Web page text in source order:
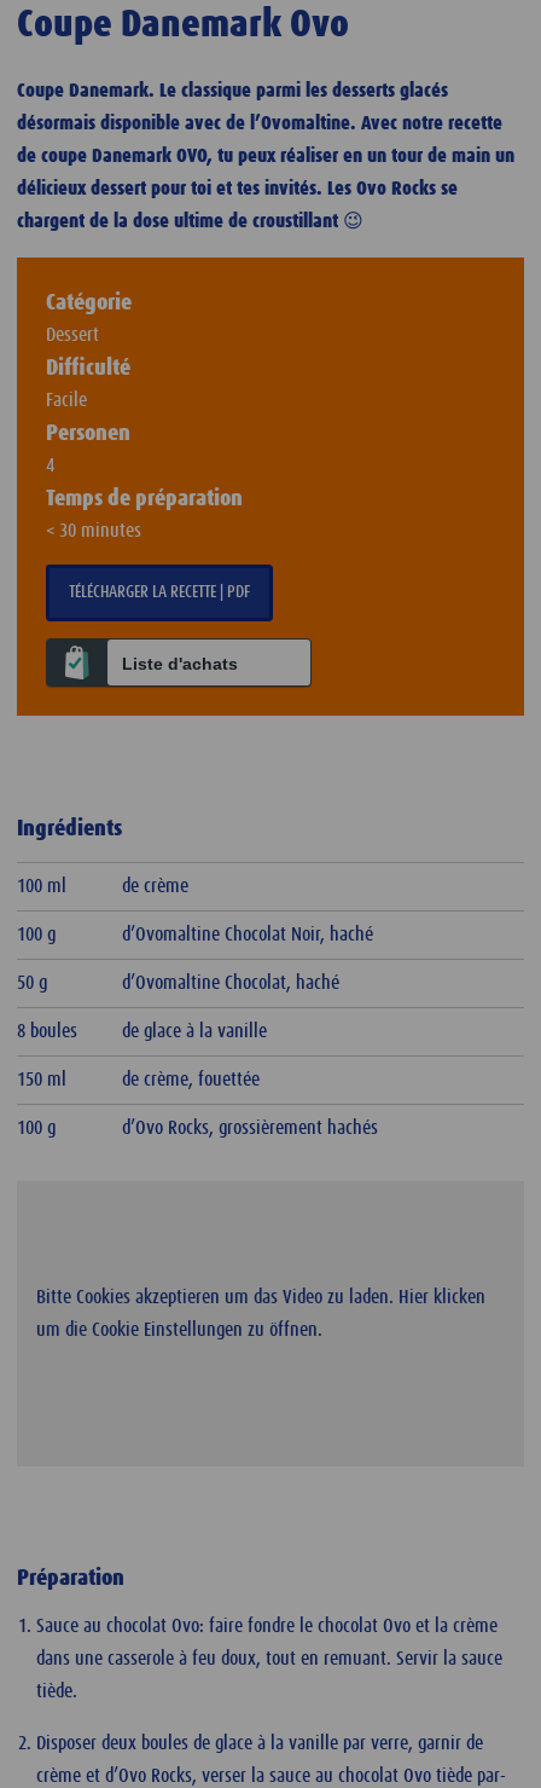
Coupe Danemark Ovo
Coupe Danemark. Le classique parmi les desserts glacés
désormais disponible avec de l’Ovomaltine. Avec notre recette
de coupe Danemark OVO, tu peux réaliser en un tour de main un
délicieux dessert pour toi et tes invités. Les Ovo Rocks se
chargent de la dose ultime de croustillant 😉
Catégorie
Dessert
Difficulté
Facile
Personen
4
Temps de préparation
< 30 minutes
TÉLÉCHARGER LA RECETTE | PDF
Liste d'achats
Ingrédients
100 ml de crème
100 g d’Ovomaltine Chocolat Noir, haché
50 g d’Ovomaltine Chocolat, haché
8 boules de glace à la vanille
150 ml de crème, fouettée
100 g d’Ovo Rocks, grossièrement hachés
Bitte Cookies akzeptieren um das Video zu laden. Hier klicken
um die Cookie Einstellungen zu öffnen.
Préparation
Sauce au chocolat Ovo: faire fondre le chocolat Ovo et la crème
dans une casserole à feu doux, tout en remuant. Servir la sauce
tiède.
Disposer deux boules de glace à la vanille par verre, garnir de
crème et d’Ovo Rocks, verser la sauce au chocolat Ovo tiède par-